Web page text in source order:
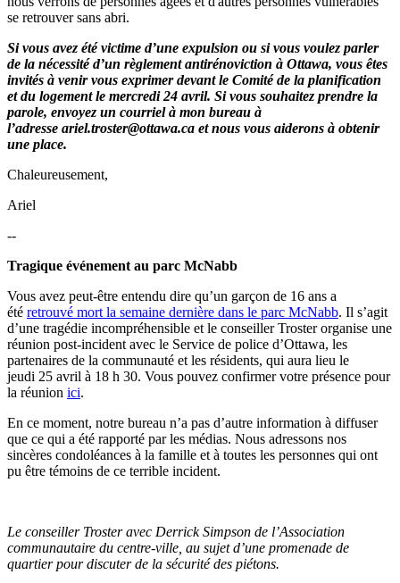
se retrouver sans abri.
Si vous avez été victime d’une expulsion ou si vous voulez parler
de la nécessité d’un règlement antirénoviction à Ottawa, vous êtes
invités à venir vous exprimer devant le Comité de la planification
et du logement le mercredi 24 avril. Si vous souhaitez prendre la
parole, envoyez un courriel à mon bureau à
l’adresse ariel.troster@ottawa.ca et nous vous aiderons à obtenir
une place.
Chaleureusement,
Ariel
--
Tragique événement au parc McNabb
Vous avez peut-être entendu dire qu’un garçon de 16 ans a
été retrouvé mort la semaine dernière dans le parc McNabb. Il s’agit
d’une tragédie incompréhensible et le conseiller Troster organise une
réunion post-incident avec le Service de police d’Ottawa, les
partenaires de la communauté et les résidents, qui aura lieu le
jeudi 25 avril à 18 h 30. Vous pouvez confirmer votre présence pour
la réunion ici.
En ce moment, notre bureau n’a pas d’autre information à diffuser
que ce qui a été rapporté par les médias. Nous adressons nos
sincères condoléances à la famille et à toutes les personnes qui ont
pu être témoins de ce terrible incident.
Le conseiller Troster avec Derrick Simpson de l’Association
communautaire du centre-ville, au sujet d’une promenade de
quartier pour discuter de la sécurité des piétons.